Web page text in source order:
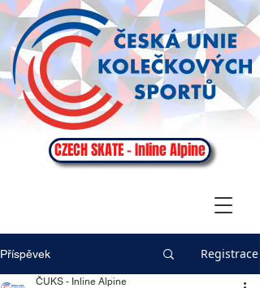
CZECH SKATE - Inline Alpine
Příspěvek Registrace
ČUKS - Inline Alpine